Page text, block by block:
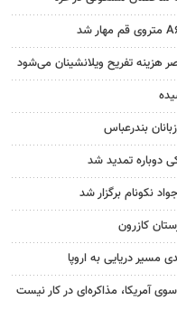
تفریح ویلانشینان می‌شود
نکونام برگزار شد
کازرون
آمریکا، مذاکره‌ای در کار نیست